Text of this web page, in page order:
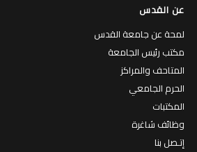
عن القدس
لمحة عن جامعة القدس
مكتب رئيس الجامعة
المتاحف والمراكز
الحرم الجامعي
المكتبات
وظائف شاغرة
إتـصل بنا